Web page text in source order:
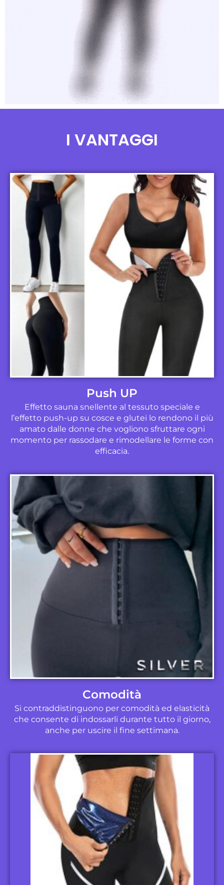
I VANTAGGI
Push UP
Effetto sauna snellente al tessuto speciale e
l’effetto push-up su cosce e glutei lo rendono il più
amato dalle donne che vogliono sfruttare ogni
momento per rassodare e rimodellare le forme con
efficacia.
Comodità
Si contraddistinguono per comodità ed elasticità
che consente di indossarli durante tutto il giorno,
anche per uscire il fine settimana.